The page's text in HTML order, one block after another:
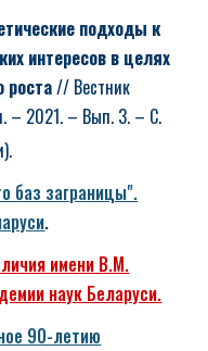
подходы к
интересов в целях
роста// Вестник
– 2021. – Вып. 3. – С.
).
баз заграницы".
.
имени В.М.
наук Беларуси.
90-летию